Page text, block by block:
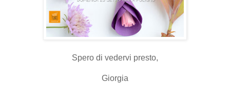
Spero di vedervi presto,
Giorgia